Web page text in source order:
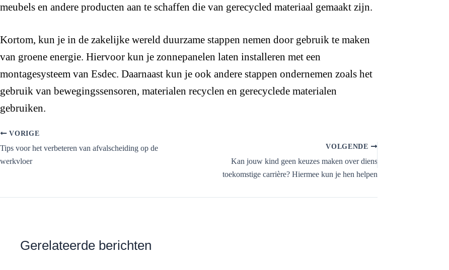
meubels en andere producten aan te schaffen die van gerecycled materiaal gemaakt zijn.
Kortom, kun je in de zakelijke wereld duurzame stappen nemen door gebruik te maken
van groene energie. Hiervoor kun je zonnepanelen laten installeren met een
montagesysteem van Esdec. Daarnaast kun je ook andere stappen ondernemen zoals het
gebruik van bewegingssensoren, materialen recyclen en gerecyclede materialen
gebruiken.
VORIGE
Tips voor het verbeteren van afvalscheiding op de
werkvloer
VOLGENDE
Kan jouw kind geen keuzes maken over diens
toekomstige carrière? Hiermee kun je hen helpen
Gerelateerde berichten